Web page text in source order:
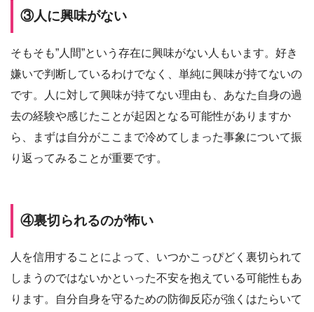
③人に興味がない
そもそも”人間”という存在に興味がない人もいます。好き
嫌いで判断しているわけでなく、単純に興味が持てないの
です。人に対して興味が持てない理由も、あなた自身の過
去の経験や感じたことが起因となる可能性がありますか
ら、まずは自分がここまで冷めてしまった事象について振
り返ってみることが重要です。
④裏切られるのが怖い
人を信用することによって、いつかこっぴどく裏切られて
しまうのではないかといった不安を抱えている可能性もあ
ります。自分自身を守るための防御反応が強くはたらいて